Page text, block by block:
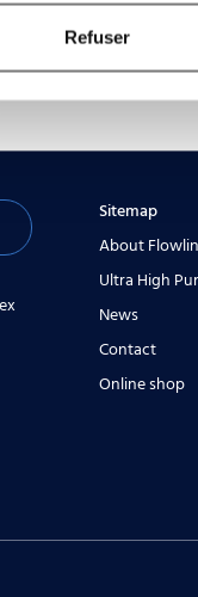
Refuser
pressure 1 PSI
Sitemap
About
Ultra High
News
Contact
Online shop